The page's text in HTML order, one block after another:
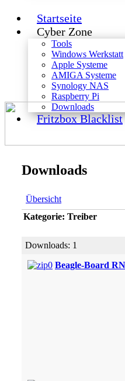
Startseite
Cyber Zone
Tools
Windows Werkstatt
Apple Systeme
AMIGA Systeme
Synology NAS
Raspberry Pi
Downloads
Fritzbox Blacklist
Downloads
Übersicht
Kategorie: Treiber
Downloads: 1
Beagle-Board